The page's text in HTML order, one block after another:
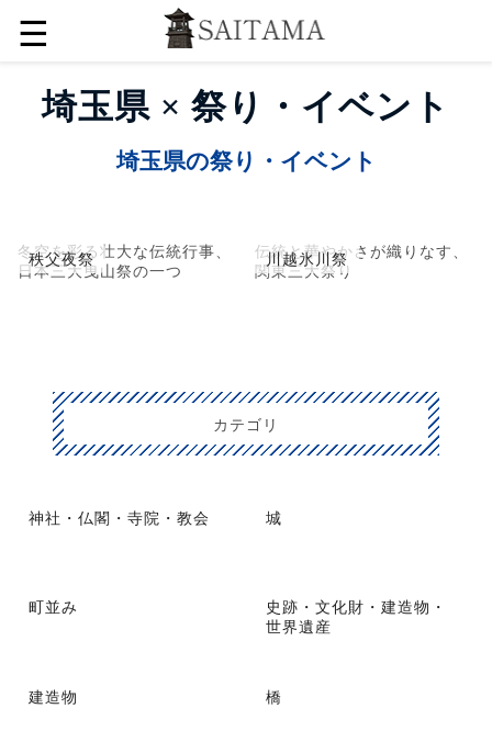
☰
埼玉県 × 祭り・イベント
埼玉県の祭り・イベント
秩父夜祭
冬空を彩る壮大な伝統行事、
日本三大曳山祭の一つ
川越氷川祭
伝統と華やかさが織りなす、
関東三大祭り
カテゴリ
神社・仏閣・寺院・教会 城
町並み
史跡・文化財・建造物・
世界遺産
建造物 橋